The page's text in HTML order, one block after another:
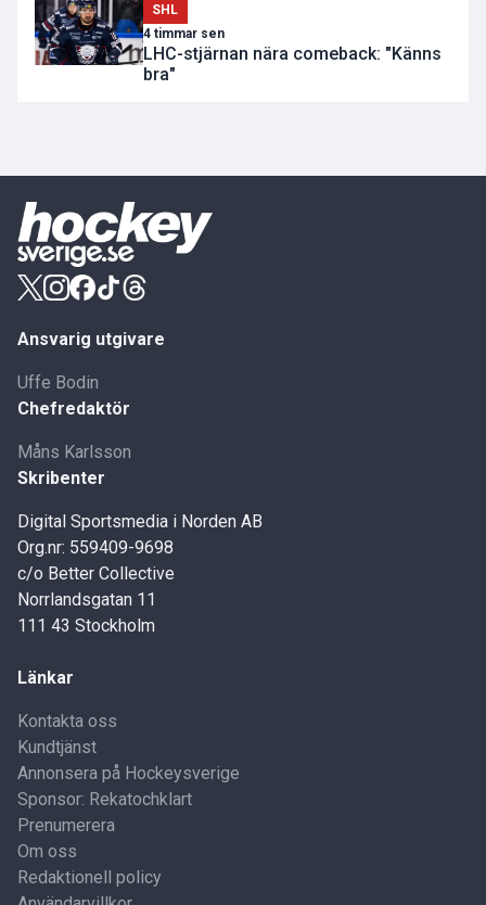
SHL
4 timmar sen
LHC-stjärnan nära comeback: "Känns
bra"
Ansvarig utgivare
Uffe Bodin
Chefredaktör
Måns Karlsson
Skribenter
Digital Sportsmedia i Norden AB
Org.nr: 559409-9698
c/o Better Collective
Norrlandsgatan 11
111 43 Stockholm
Länkar
Kontakta oss
Kundtjänst
Annonsera på Hockeysverige
Sponsor: Rekatochklart
Prenumerera
Om oss
Redaktionell policy